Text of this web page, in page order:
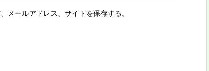
メールアドレス、サイトを保存する。